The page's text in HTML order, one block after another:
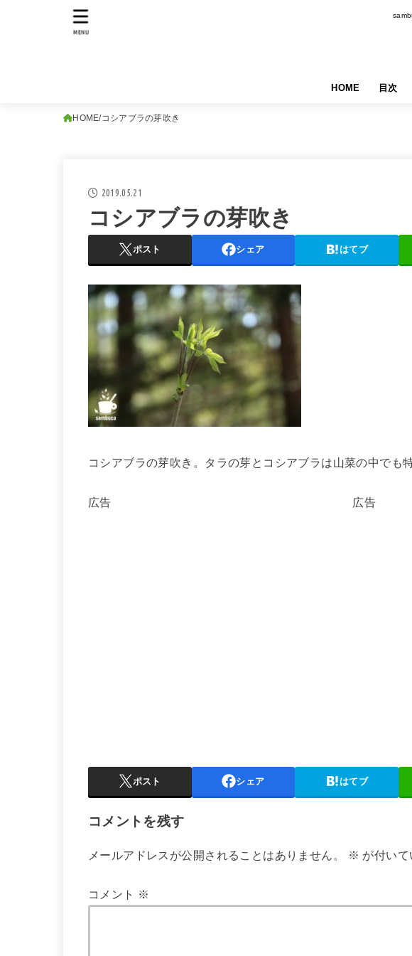
HOME 目次
MENU
HOME コシアブラの芽吹き
2019.05.21
コシアブラの芽吹き
ポスト シェア はてブ
コシアブラの芽吹き。タラの芽とコシアブラは山菜の中でも
広告 広告
ポスト シェア はてブ
コメントを残す
メールアドレスが公開されることはありません。 ※ が付い
コメント ※